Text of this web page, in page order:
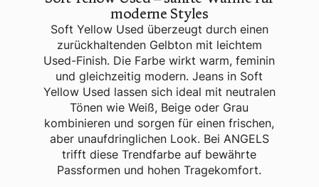
moderne Styles
Soft Yellow Used überzeugt durch einen
zurückhaltenden Gelbton mit leichtem
Used-Finish. Die Farbe wirkt warm, feminin
und gleichzeitig modern. Jeans in Soft
Yellow Used lassen sich ideal mit neutralen
Tönen wie Weiß, Beige oder Grau
kombinieren und sorgen für einen frischen,
aber unaufdringlichen Look. Bei ANGELS
trifft diese Trendfarbe auf bewährte
Passformen und hohen Tragekomfort.